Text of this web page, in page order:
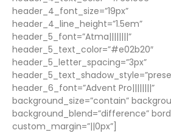
header_4_font_size=”19px”
header_4_line_height=”1.5em”
header_5_font=”Atma||||||||”
header_5_text_color=”#e02b20″
header_5_letter_spacing=”3px”
header_6_font=”Advent Pro||||||||”
background_size=”contain”
background_blend=”difference”
custom_margin=”||0px”]